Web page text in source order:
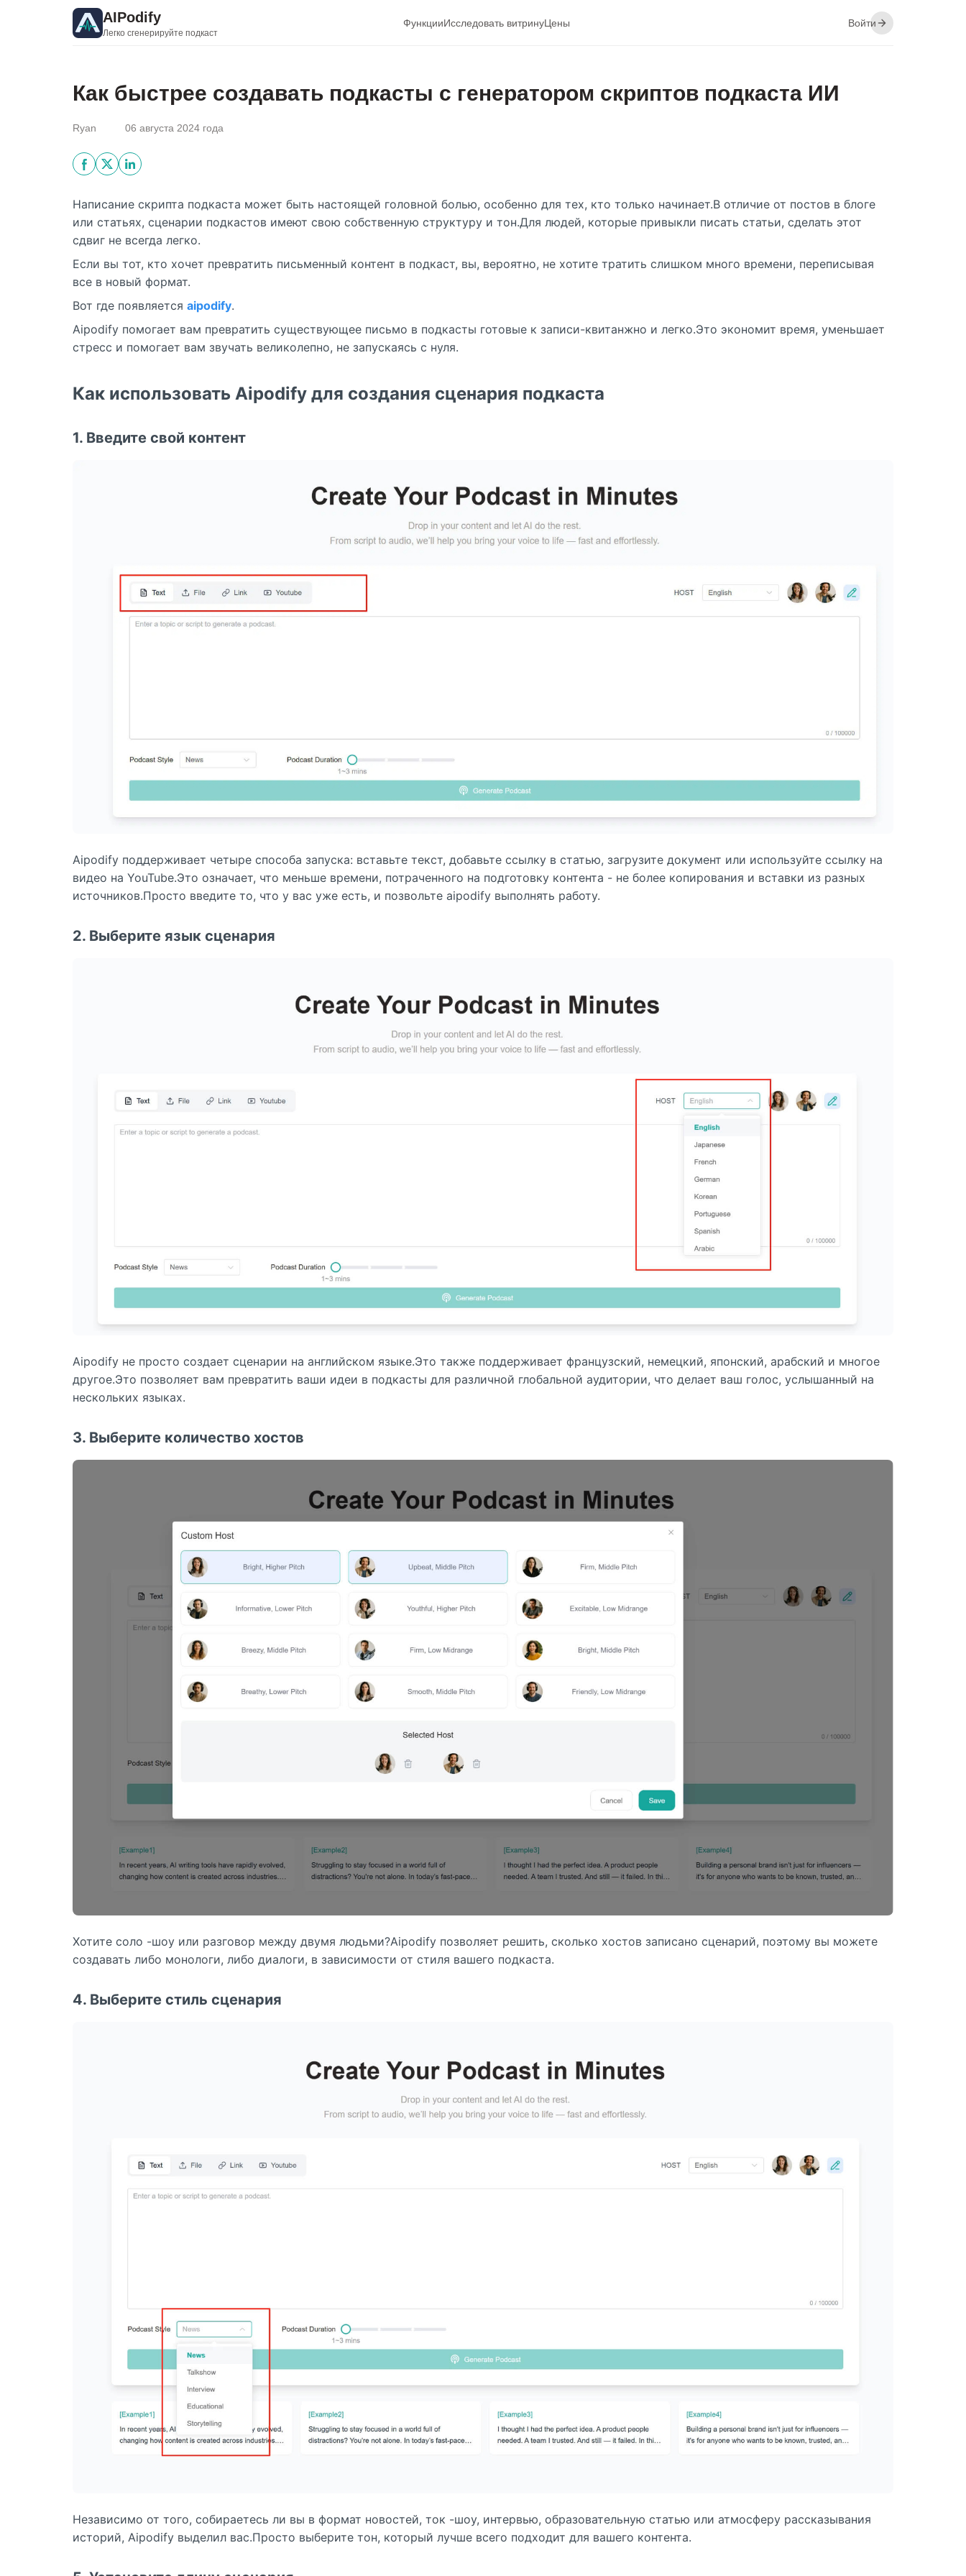
AIPodify
Легко сгенерируйте подкаст
ФункцииИсследовать витринуЦены Войти
Как быстрее создавать подкасты с генератором скриптов подкаста ИИ
Ryan 06 августа 2024 года
Написание скрипта подкаста может быть настоящей головной болью, особенно для тех, кто только начинает.В отличие от постов в блоге
или статьях, сценарии подкастов имеют свою собственную структуру и тон.Для людей, которые привыкли писать статьи, сделать этот
сдвиг не всегда легко.
Если вы тот, кто хочет превратить письменный контент в подкаст, вы, вероятно, не хотите тратить слишком много времени, переписывая
все в новый формат.
Вот где появляется aipodify.
Aipodify помогает вам превратить существующее письмо в подкасты готовые к записи-квитанжно и легко.Это экономит время, уменьшает
стресс и помогает вам звучать великолепно, не запускаясь с нуля.
Как использовать Aipodify для создания сценария подкаста
1. Введите свой контент
Aipodify поддерживает четыре способа запуска: вставьте текст, добавьте ссылку в статью, загрузите документ или используйте ссылку на
видео на YouTube.Это означает, что меньше времени, потраченного на подготовку контента - не более копирования и вставки из разных
источников.Просто введите то, что у вас уже есть, и позвольте aipodify выполнять работу.
2. Выберите язык сценария
Aipodify не просто создает сценарии на английском языке.Это также поддерживает французский, немецкий, японский, арабский и многое
другое.Это позволяет вам превратить ваши идеи в подкасты для различной глобальной аудитории, что делает ваш голос, услышанный на
нескольких языках.
3. Выберите количество хостов
Хотите соло -шоу или разговор между двумя людьми?Aipodify позволяет решить, сколько хостов записано сценарий, поэтому вы можете
создавать либо монологи, либо диалоги, в зависимости от стиля вашего подкаста.
4. Выберите стиль сценария
Независимо от того, собираетесь ли вы в формат новостей, ток -шоу, интервью, образовательную статью или атмосферу рассказывания
историй, Aipodify выделил вас.Просто выберите тон, который лучше всего подходит для вашего контента.